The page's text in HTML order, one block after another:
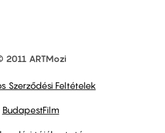
2011 ARTMozi
Szerződési Feltételek
BudapestFilm